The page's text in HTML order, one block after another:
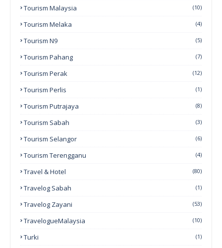
Tourism Malaysia (10)
Tourism Melaka (4)
Tourism N9 (5)
Tourism Pahang (7)
Tourism Perak (12)
Tourism Perlis (1)
Tourism Putrajaya (8)
Tourism Sabah (3)
Tourism Selangor (6)
Tourism Terengganu (4)
Travel & Hotel (80)
Travelog Sabah (1)
Travelog Zayani (53)
TravelogueMalaysia (10)
Turki (1)